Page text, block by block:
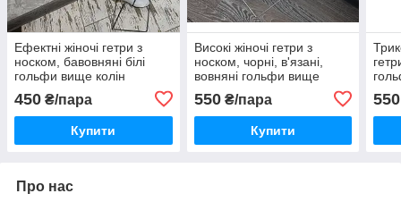
Ефектні жіночі гетри з
носком, бавовняні білі
гольфи вище колін
450 ₴/пара
Купити
Високі жіночі гетри з
носком, чорні, в'язані,
вовняні гольфи вище
550₴/пара
Купити
550
Про нас